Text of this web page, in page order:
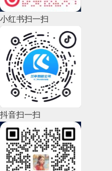
2022年9月(135)
2022年8月(60)
2022年7月(111)
2022年6月(162)
2022年5月(143)
2022年4月(86)
2022年3月(119)
2022年2月(53)
小红书扫一扫
抖音扫一扫